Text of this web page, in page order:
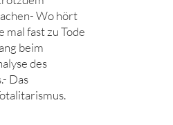
Wo hört
mal fast zu Tode
beim
des
Das